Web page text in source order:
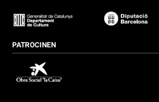
PATROCINEN